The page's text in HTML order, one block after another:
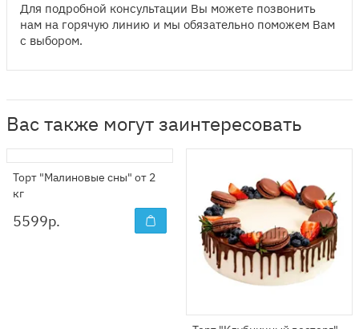
Для подробной консультации Вы можете позвонить
нам на горячую линию и мы обязательно поможем Вам
с выбором.
Вас также могут заинтересовать
Торт "Малиновые сны" от 2
кг
5599р.